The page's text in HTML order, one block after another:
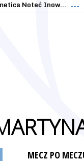
KSK Qemetica Noteć Inowrocław ---
MECZ PO